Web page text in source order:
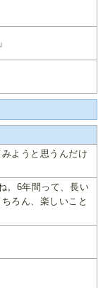
ようと思うんだけ
。6年間って、長い
ろん、楽しいこと